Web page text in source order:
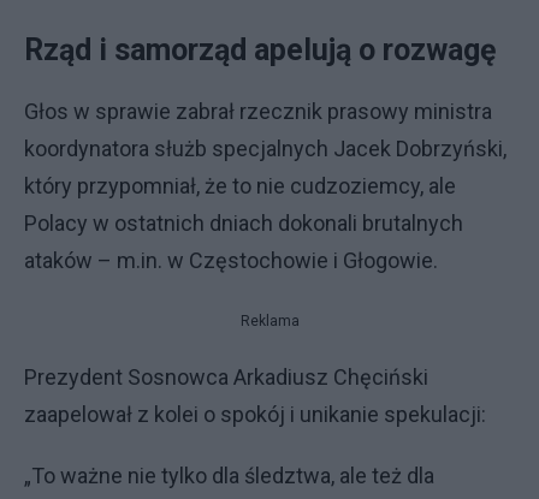
Rząd i samorząd apelują o rozwagę
Głos w sprawie zabrał rzecznik prasowy ministra
koordynatora służb specjalnych Jacek Dobrzyński,
który przypomniał, że to nie cudzoziemcy, ale
Polacy w ostatnich dniach dokonali brutalnych
ataków – m.in. w Częstochowie i Głogowie.
Reklama
Prezydent Sosnowca Arkadiusz Chęciński
zaapelował z kolei o spokój i unikanie spekulacji:
„To ważne nie tylko dla śledztwa, ale też dla